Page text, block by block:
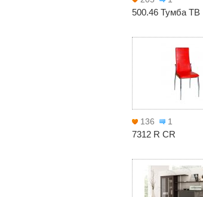
500.46 Тумба ТВ
136 1
7312 R CR